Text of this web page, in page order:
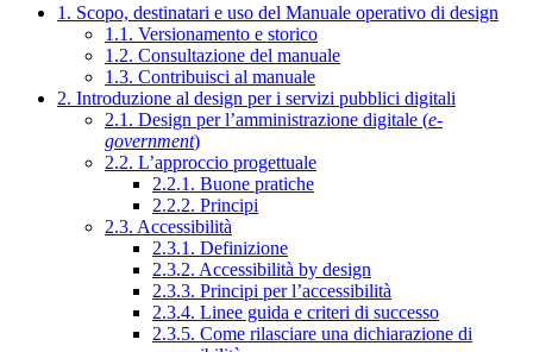
1. Scopo, destinatari e uso del Manuale operativo di design
1.1. Versionamento e storico
1.2. Consultazione del manuale
1.3. Contribuisci al manuale
2. Introduzione al design per i servizi pubblici digitali
2.1. Design per l’amministrazione digitale (e-
government)
2.2. L’approccio progettuale
2.2.1. Buone pratiche
2.2.2. Principi
2.3. Accessibilità
2.3.1. Definizione
2.3.2. Accessibilità by design
2.3.3. Principi per l’accessibilità
2.3.4. Linee guida e criteri di successo
2.3.5. Come rilasciare una dichiarazione di